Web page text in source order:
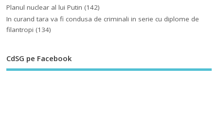
Planul nuclear al lui Putin (142)
In curand tara va fi condusa de criminali in serie cu diplome de
filantropi (134)
CdSG pe Facebook